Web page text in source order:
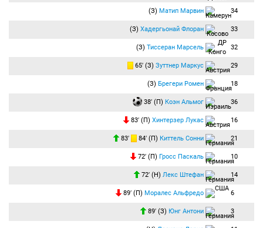
(З) Матип Марвин 34
(З) Хадергьонай Флоран 33
(З) Тиссеран Марсель 32
65′ (З) Зуттнер Маркус 29
(З) Брегери Ромен 18
38′ (П) Коэн Альмог 36
83′ (П) Хинтерзер Лукас 16
83′ 84′ (П) Киттель Сонни 21
72′ (П) Гросс Паскаль 10
72′ (Н) Лекс Штефан 14
89′ (П) Моралес Альфредо 6
89′ (З) Юнг Антони 3